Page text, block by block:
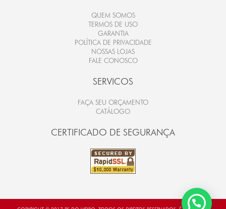
QUEM SOMOS
TERMOS DE USO
GARANTIA
POLÍTICA DE PRIVACIDADE
NOSSAS LOJAS
FALE CONOSCO
SERVICOS
FAÇA SEU ORÇAMENTO
CATÁLOGO
CERTIFICADO DE SEGURANÇA